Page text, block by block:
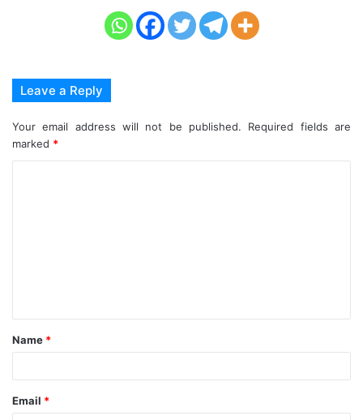
Leave a Reply
Your email address will not be published.
Required fields are
marked *
t
*
Name *
Email *